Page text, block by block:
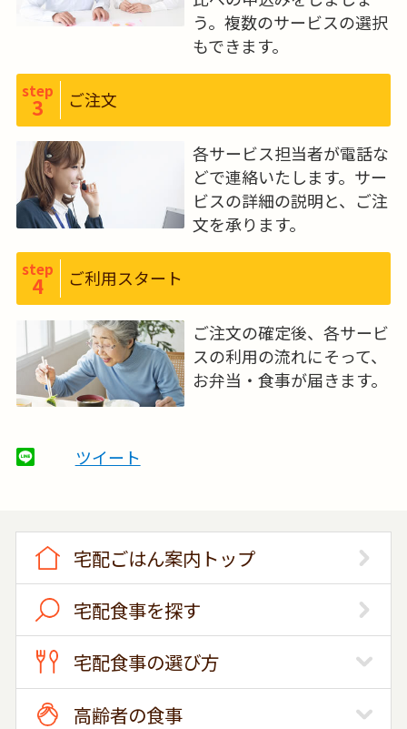
う。複数のサービスの選択
もできます。
step
3 ご注文
各サービス担当者が電話な
どで連絡いたします。サー
ビスの詳細の説明と、ご注
文を承ります。
step
4 ご利用スタート
ご注文の確定後、各サービ
スの利用の流れにそって、
お弁当・食事が届きます。
ツイート
宅配ごはん案内トップ
宅配食事を探す
宅配食事の選び方
高齢者の食事